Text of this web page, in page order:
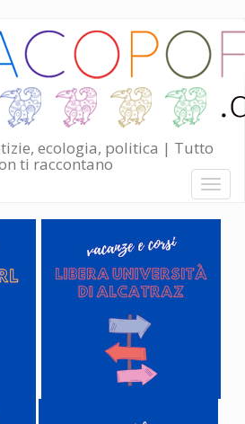
ecologia, politica | Tutto
ti raccontano
Toggle